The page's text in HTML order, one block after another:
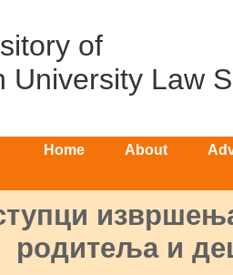
of
University Law
Home About
родитеља и